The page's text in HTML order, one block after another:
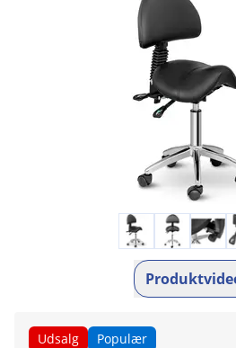
Udsalg Populær